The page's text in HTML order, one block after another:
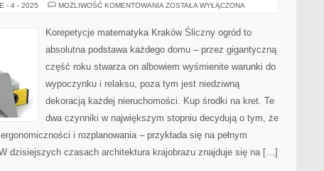
- 4 - 2025 MOŻLIWOŚĆ KOMENTOWANIA BEZ
POWINNO
BYĆ
WAŻNE
KAŻDEGO
NAS
ZOSTAŁA WYŁĄCZONA
Korepetycje matematyka Kraków Śliczny ogród to
absolutna podstawa każdego domu – przez gigantyczną
część roku stwarza on albowiem wyśmienite warunki do
wypoczynku i relaksu, poza tym jest niedziwną
dekoracją każdej nieruchomości. Kup środki na kret. Te
dwa czynniki w największym stopniu decydują o tym, że
i rozplanowania – przykłada się na pełnym
dzisiejszych czasach architektura krajobrazu znajduje się na […]